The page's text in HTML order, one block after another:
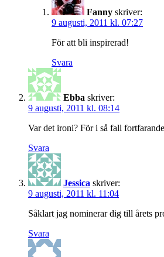
Fanny skriver:
9 augusti, 2011 kl. 07:27
För att bli inspirerad!
Svara
Ebba skriver:
9 augusti, 2011 kl. 08:14
Var det ironi? För i så fall
Svara
Jessica skriver:
9 augusti, 2011 kl. 11:04
Såklart jag nominerar dig till årets
Svara